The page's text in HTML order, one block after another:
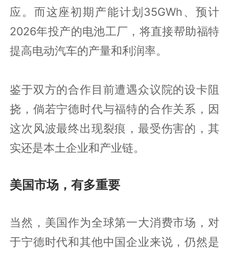
应。而这座初期产能计划35GWh、预计
2026年投产的电池工厂，将直接帮助福特
提高电动汽车的产量和利润率。
鉴于双方的合作目前遭遇众议院的设卡阻
挠，倘若宁德时代与福特的合作关系，因
这次风波最终出现裂痕，最受伤害的，其
实还是本土企业和产业链。
美国市场，有多重要
当然，美国作为全球第一大消费市场，对
于宁德时代和其他中国企业来说，仍然是